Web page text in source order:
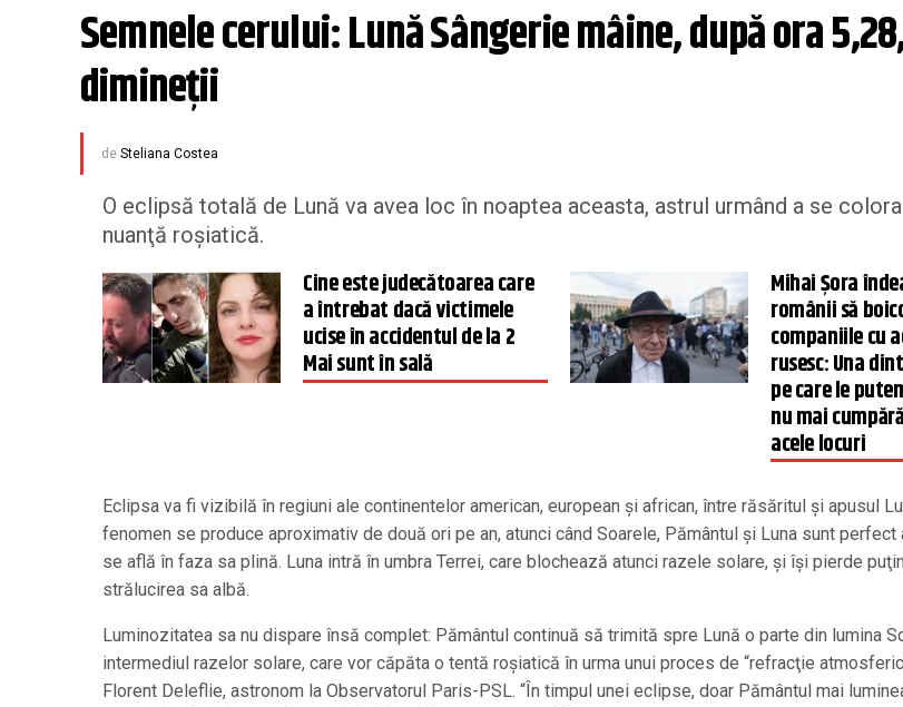
Semnele cerului: Lună Sângerie mâine, după ora
dimineții
de Steliana Costea
O eclipsă totală de Lună va avea loc în noaptea aceasta, astrul urmând a se
nuanţă roşiatică.
Cine este judecătoarea care
a întrebat dacă victimele
ucise în accidentul de la 2
Mai sunt în sală
Mihai Şora
românii să
companiile cu
rusesc: Una
pe care le
nu mai
acele locuri
Eclipsa va fi vizibilă în regiuni ale continentelor american, european şi african, între răsăritul şi apusul
fenomen se produce aproximativ de două ori pe an, atunci când Soarele, Pământul şi Luna sunt perfect
se află în faza sa plină. Luna intră în umbra Terrei, care blochează atunci razele solare, şi îşi pierde
strălucirea sa albă.
Luminozitatea sa nu dispare însă complet: Pământul continuă să trimită spre Lună o parte din lumina
intermediul razelor solare, care vor căpăta o tentă roşiatică în urma unui proces de “refracţie
Florent Deleflie, astronom la Observatorul Paris-PSL. “În timpul unei eclipse, doar Pământul mai